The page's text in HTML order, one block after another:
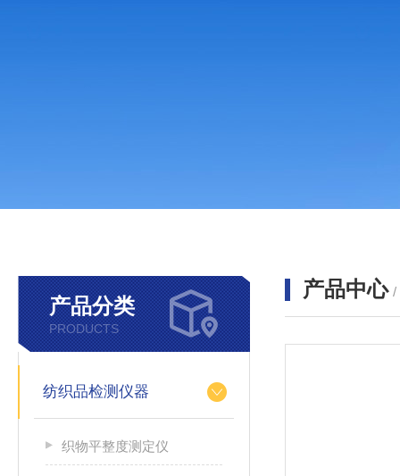
产品分类
PRODUCTS
纺织品检测仪器
织物平整度测定仪
产品中心 /